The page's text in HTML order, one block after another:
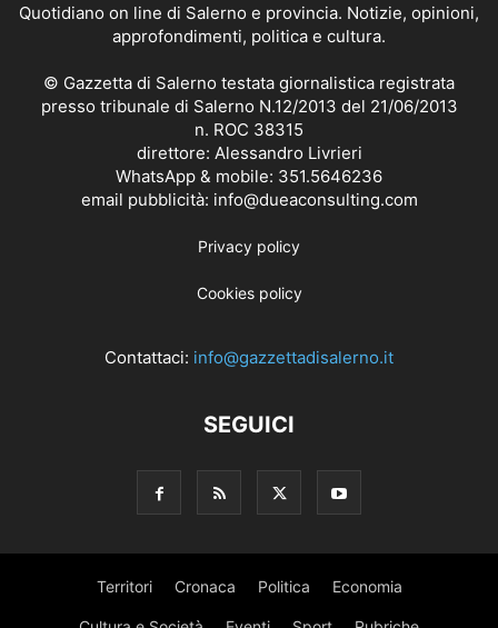
Quotidiano on line di Salerno e provincia. Notizie, opinioni,
approfondimenti, politica e cultura.
© Gazzetta di Salerno testata giornalistica registrata
presso tribunale di Salerno N.12/2013 del 21/06/2013
n. ROC 38315
direttore: Alessandro Livrieri
WhatsApp & mobile: 351.5646236
email pubblicità: info@dueaconsulting.com
Privacy policy
Cookies policy
Contattaci: info@gazzettadisalerno.it
SEGUICI
Territori Cronaca Politica Economia